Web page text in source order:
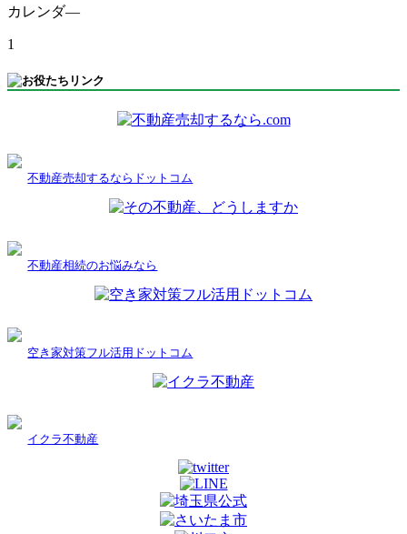
カレンダ―
1
不動産売却するならドットコム
不動産相続のお悩みなら
空き家対策フル活用ドットコム
イクラ不動産